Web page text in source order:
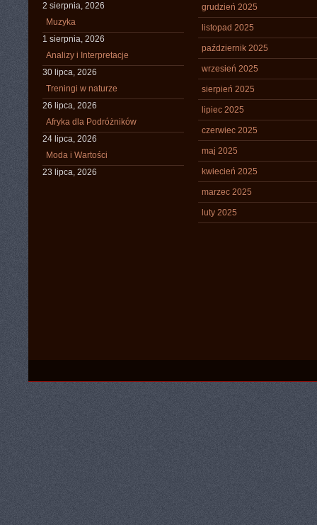
2 sierpnia, 2026
Muzyka
1 sierpnia, 2026
Analizy i Interpretacje
30 lipca, 2026
Treningi w naturze
26 lipca, 2026
Afryka dla Podróżników
24 lipca, 2026
Moda i Wartości
23 lipca, 2026
grudzień 2025
listopad 2025
październik 2025
wrzesień 2025
sierpień 2025
lipiec 2025
czerwiec 2025
maj 2025
kwiecień 2025
marzec 2025
luty 2025